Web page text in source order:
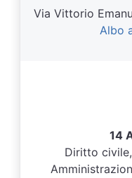
Via Vittorio
Albo
14
Diritto